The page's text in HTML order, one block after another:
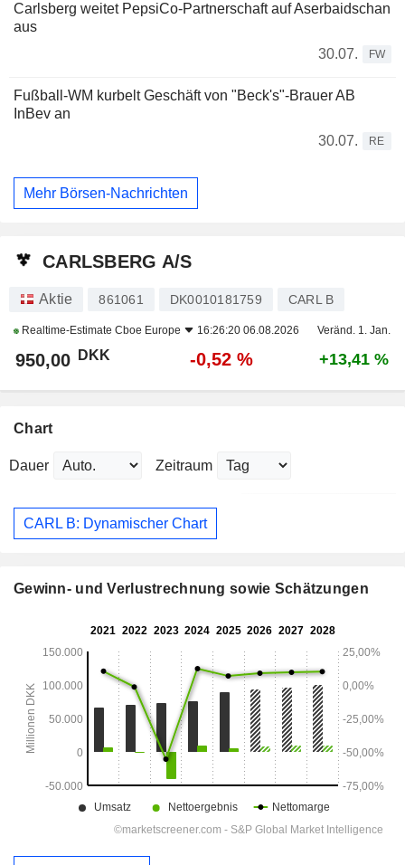
Carlsberg weitet PepsiCo-Partnerschaft auf Aserbaidschan
aus
30.07.
FW
Fußball-WM kurbelt Geschäft von "Beck's"-Brauer AB
InBev an
30.07.
RE
Mehr Börsen-Nachrichten
CARLSBERG A/S
Aktie 861061 DK0010181759 CARL B
Realtime-Estimate Cboe Europe 16:26:20 06.08.2026 Veränd. 1. Jan.
950,00 DKK -0,52 % +13,41 %
Chart
Dauer Zeitraum
CARL B: Dynamischer Chart
Gewinn- und Verlustrechnung sowie Schätzungen